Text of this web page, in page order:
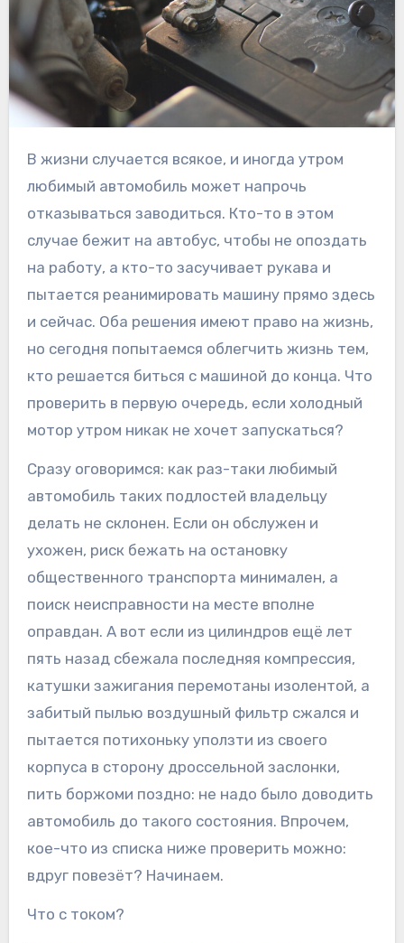
В жизни случается всякое, и иногда утром
любимый автомобиль может напрочь
отказываться заводиться. Кто-то в этом
случае бежит на автобус, чтобы не опоздать
на работу, а кто-то засучивает рукава и
пытается реанимировать машину прямо здесь
и сейчас. Оба решения имеют право на жизнь,
но сегодня попытаемся облегчить жизнь тем,
кто решается биться с машиной до конца. Что
проверить в первую очередь, если холодный
мотор утром никак не хочет запускаться?
Сразу оговоримся: как раз-таки любимый
автомобиль таких подлостей владельцу
делать не склонен. Если он обслужен и
ухожен, риск бежать на остановку
общественного транспорта минимален, а
поиск неисправности на месте вполне
оправдан. А вот если из цилиндров ещё лет
пять назад сбежала последняя компрессия,
катушки зажигания перемотаны изолентой, а
забитый пылью воздушный фильтр сжался и
пытается потихоньку уползти из своего
корпуса в сторону дроссельной заслонки,
пить боржоми поздно: не надо было доводить
автомобиль до такого состояния. Впрочем,
кое-что из списка ниже проверить можно:
вдруг повезёт? Начинаем.
Что с током?